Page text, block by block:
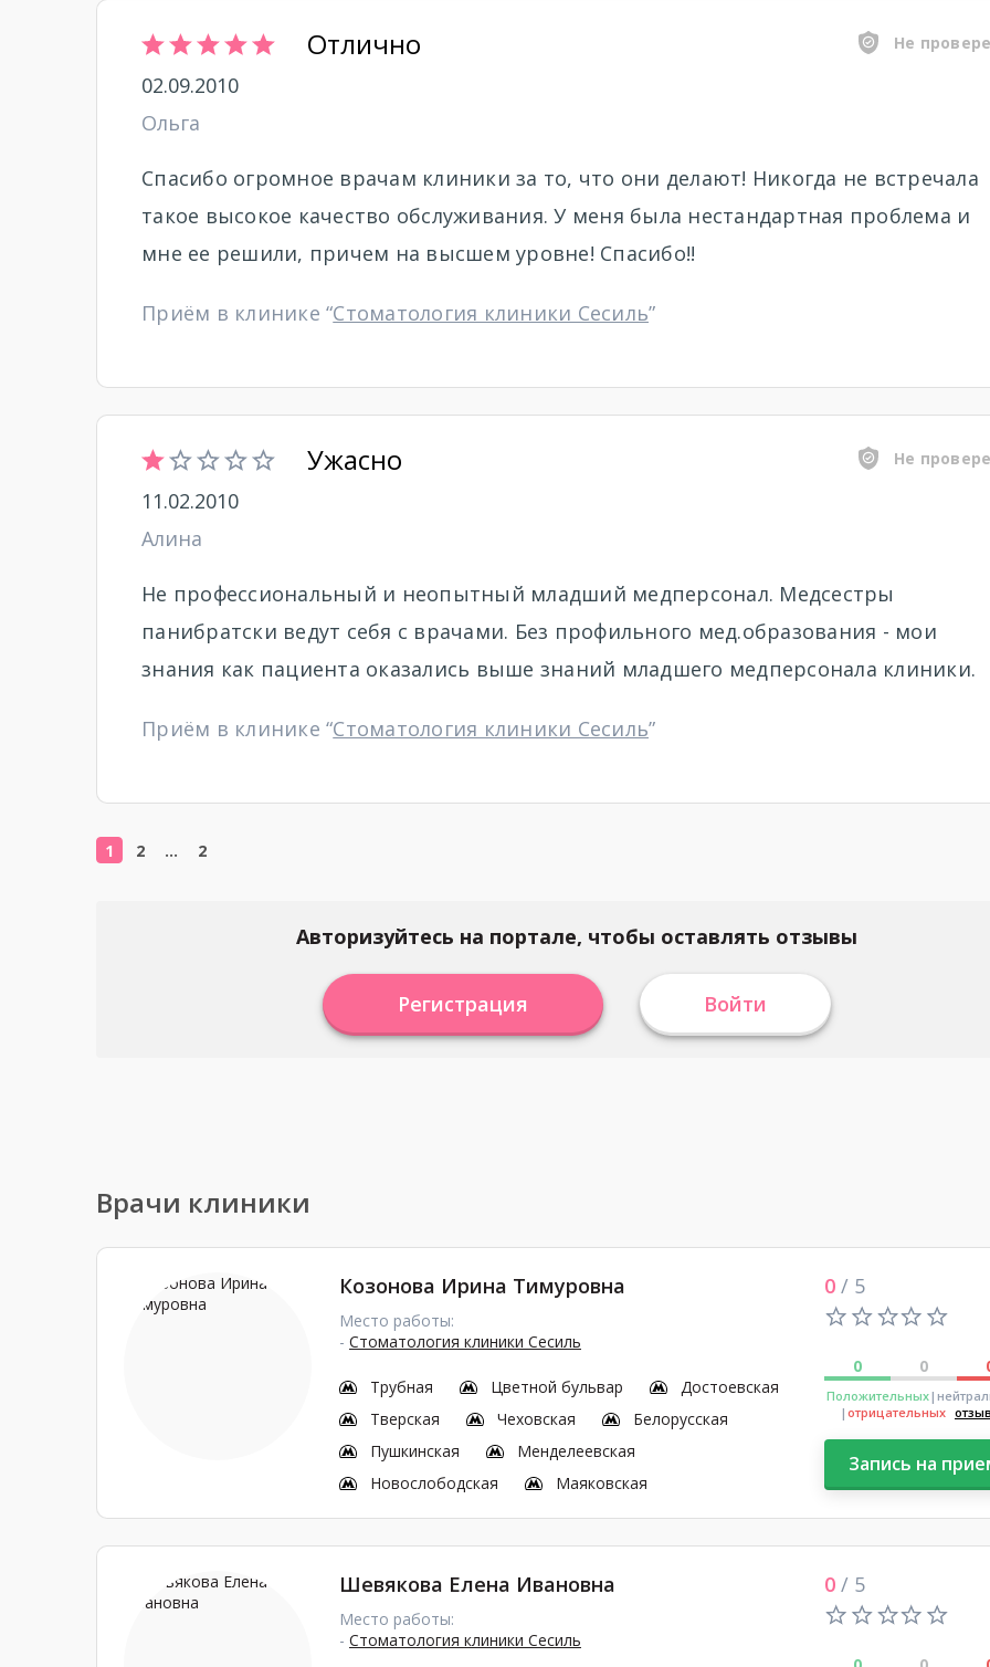
Отлично Не
02.09.2010
Ольга
Спасибо огромное врачам клиники за то, что они делают! Никогда не встречала
такое высокое качество обслуживания. У меня была нестандартная проблема и
мне ее решили, причем на высшем уровне! Спасибо!!
Приём в клинике “Стоматология клиники Сесиль”
Ужасно Не
11.02.2010
Алина
Не профессиональный и неопытный младший медперсонал. Медсестры
панибратски ведут себя с врачами. Без профильного мед.образования - мои
знания как пациента оказались выше знаний младшего медперсонала клиники.
Приём в клинике “Стоматология клиники Сесиль”
1 2 … 2
Авторизуйтесь на портале, чтобы оставлять отзывы
Регистрация Войти
Врачи клиники
Козонова Ирина Тимуровна
Место работы:
- Стоматология клиники Сесиль
Трубная Цветной бульвар
Достоевская
Тверская
Чеховская
Белорусская
Пушкинская
Менделеевская
Новослободская
Маяковская
0 / 5
0 0
Положительных
| отрицательных
Запись на
Шевякова Елена Ивановна
Место работы:
- Стоматология клиники Сесиль
0 / 5